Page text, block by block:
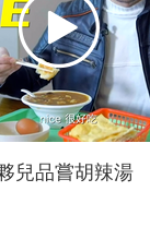
兒品嘗胡辣湯